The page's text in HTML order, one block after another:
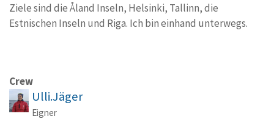
Ziele sind die Åland Inseln, Helsinki, Tallinn, die
Estnischen Inseln und Riga. Ich bin einhand unterwegs.
Crew
Ulli.Jäger
Eigner